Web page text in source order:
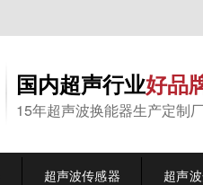
国内超声行业好品
15年超声波换能器生产定制
超声波传感器 超声